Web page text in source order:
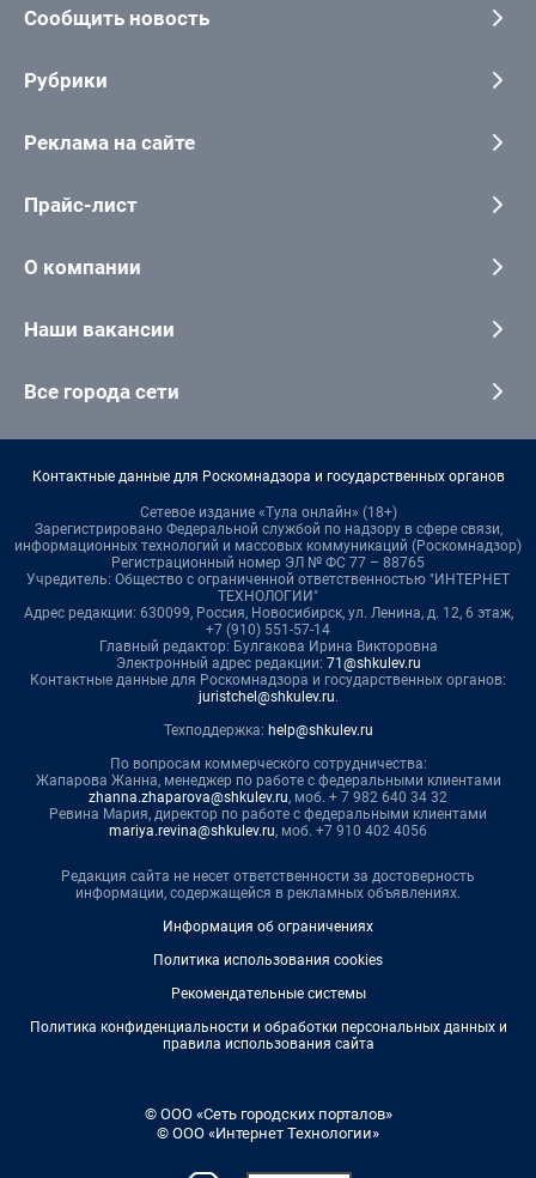
Сообщить новость
Рубрики
Реклама на сайте
Прайс-лист
О компании
Наши вакансии
Все города сети
Контактные данные для Роскомнадзора и государственных органов
Сетевое издание «Тула онлайн» (18+)
Зарегистрировано Федеральной службой по надзору в сфере связи,
информационных технологий и массовых коммуникаций (Роскомнадзор)
Регистрационный номер ЭЛ № ФС 77 – 88765
Учредитель: Общество с ограниченной ответственностью "ИНТЕРНЕТ
ТЕХНОЛОГИИ"
Адрес редакции: 630099, Россия, Новосибирск, ул. Ленина, д. 12, 6 этаж,
+7 (910) 551-57-14
Главный редактор: Булгакова Ирина Викторовна
Электронный адрес редакции: 71@shkulev.ru
Контактные данные для Роскомнадзора и государственных органов:
juristchel@shkulev.ru.
Техподдержка: help@shkulev.ru
По вопросам коммерческого сотрудничества:
Жапарова Жанна, менеджер по работе с федеральными клиентами
zhanna.zhaparova@shkulev.ru, моб. + 7 982 640 34 32
Ревина Мария, директор по работе с федеральными клиентами
mariya.revina@shkulev.ru, моб. +7 910 402 4056
Редакция сайта не несет ответственности за достоверность
информации, содержащейся в рекламных объявлениях.
Информация об ограничениях
Политика использования cookies
Рекомендательные системы
Политика конфиденциальности и обработки персональных данных и
правила использования сайта
© ООО «Сеть городских порталов»
© ООО «Интернет Технологии»